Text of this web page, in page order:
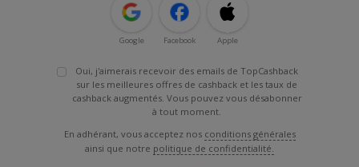
Google Facebook Apple
Oui, j'aimerais recevoir des emails de TopCashback
sur les meilleures offres de cashback et les taux de
cashback augmentés. Vous pouvez vous désabonner
à tout moment.
En adhérant, vous acceptez nos conditions générales
ainsi que notre politique de confidentialité.